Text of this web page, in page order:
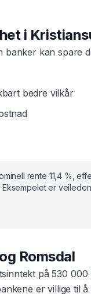
i
kan spare
bedre vilkår
rente 11,4 % ,
Eksempelet er
Romsdal
på530 000
er villige til